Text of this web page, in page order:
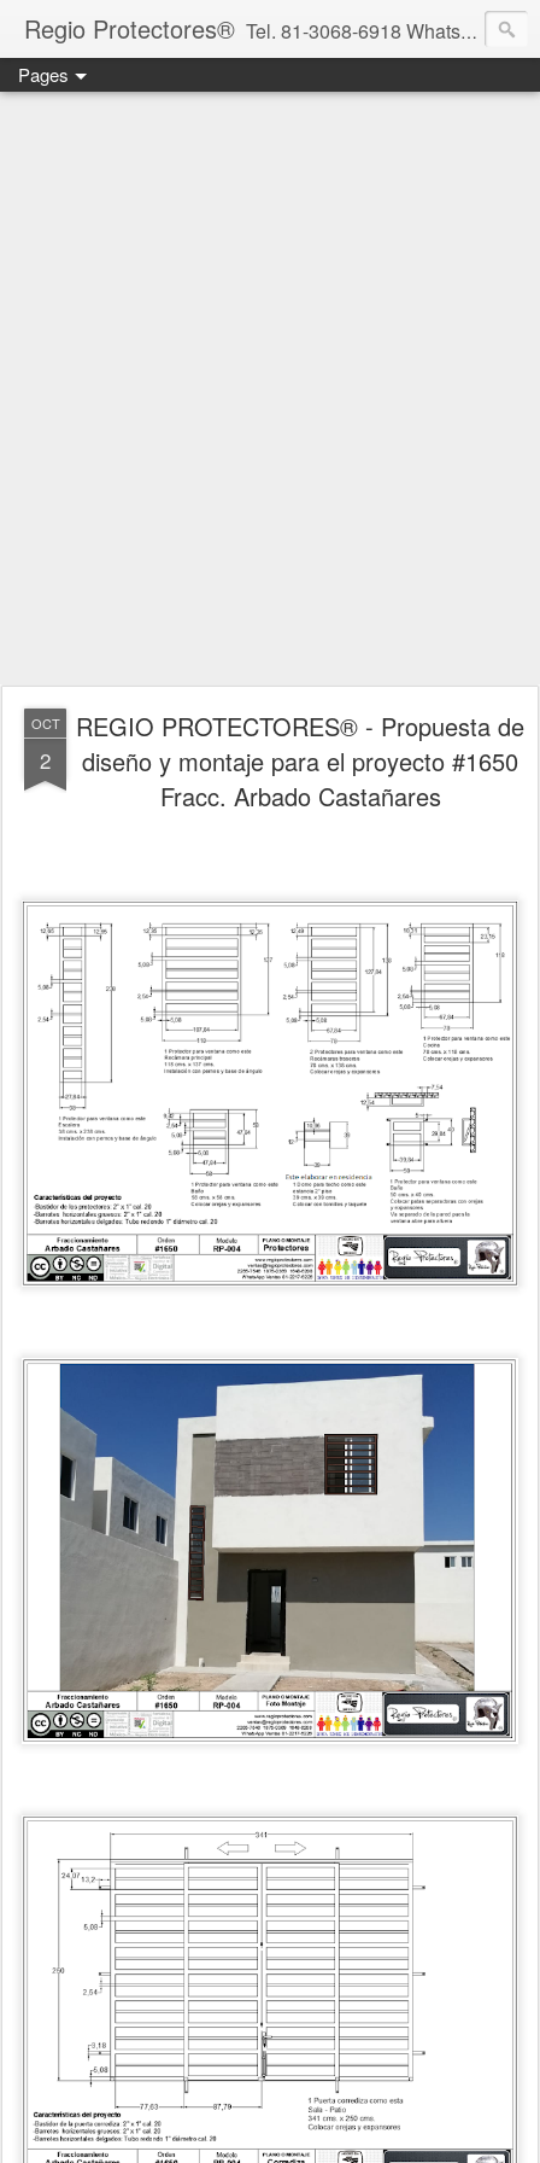
Regio Protectores® Tel. 81-3068-6918 WhatsApp 81-2636-2823 / 33-1145-3780 cotizacionregioprotectores@gmail.com / regioprotectores@gmail.com https://www.facebook.com/RegioProtectores/
Pages
OCT
2
REGIO PROTECTORES® - Propuesta de
diseño y montaje para el proyecto #1650
Fracc. Arbado Castañares